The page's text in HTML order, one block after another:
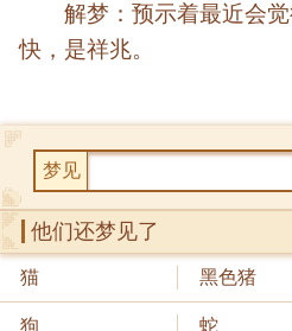
解梦：预示着最近会
快，是祥兆。
梦见
他们还梦见了
猫 黑色猪
狗 蛇